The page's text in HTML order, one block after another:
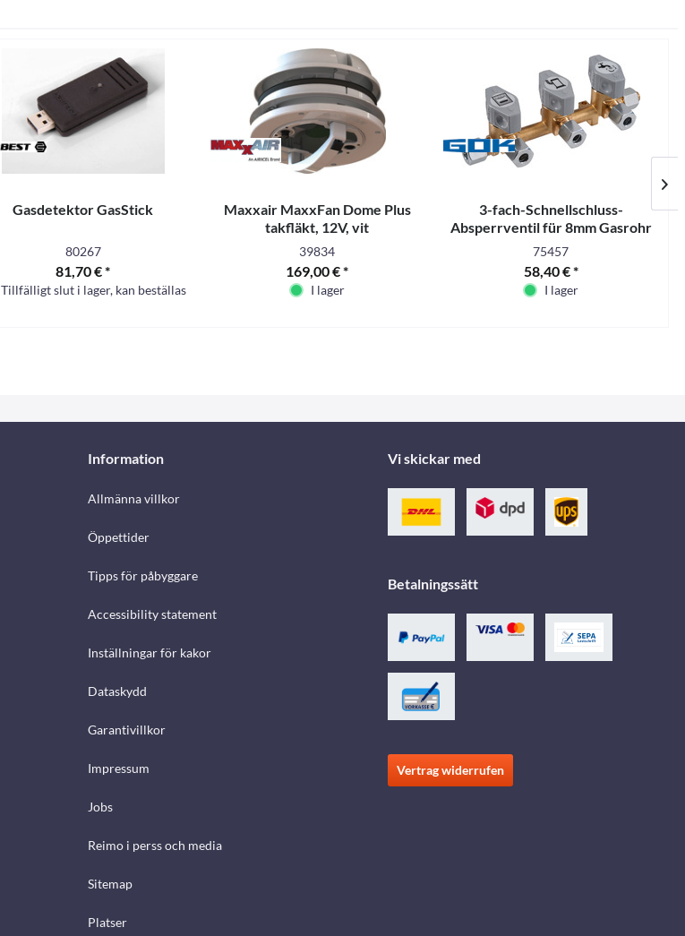
Gasdetektor GasStick
80267
81,70 € *
Tillfälligt slut i lager, kan beställas
Maxxair MaxxFan Dome Plus
takfläkt, 12V, vit
39834
169,00 € *
I lager
3-fach-Schnellschluss-
Absperrventil für 8mm Gasrohr
75457
58,40 € *
I lager
Information
Allmänna villkor
Öppettider
Tipps för påbyggare
Accessibility statement
Inställningar för kakor
Dataskydd
Garantivillkor
Impressum
Jobs
Reimo i perss och media
Sitemap
Platser
Vi skickar med
Betalningssätt
Vertrag widerrufen